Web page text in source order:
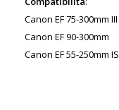
Canon EF 75-300mm III
Canon EF 90-300mm
Canon EF 55-250mm